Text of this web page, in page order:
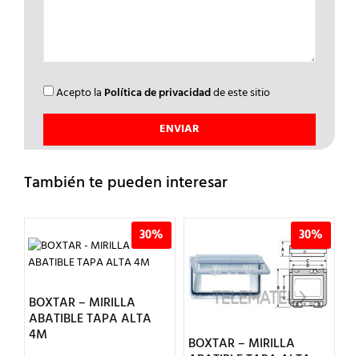
Acepto la Política de privacidadde este sitio
También te pueden interesar
30%
BOXTAR – MIRILLA
ABATIBLE TAPA ALTA
4M
30%
BOXTAR – MIRILLA